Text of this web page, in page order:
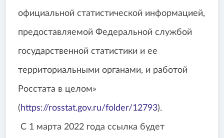
официальной статистической информацией,
предоставляемой Федеральной службой
государственной статистики и ее
территориальными органами, и работой
Росстата в целом»
(https://rosstat.gov.ru/folder/12793).
С 1 марта 2022 года ссылка будет